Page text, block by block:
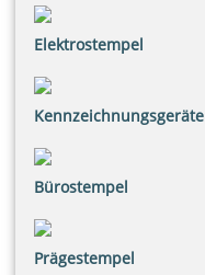
Elektrostempel
Kennzeichnungsgeräte
Bürostempel
Prägestempel